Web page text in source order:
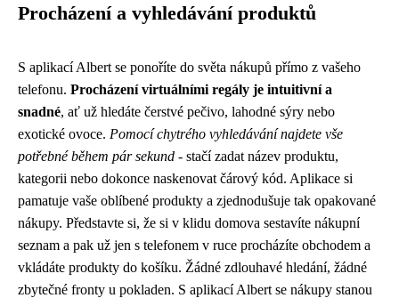
Procházení a vyhledávání produktů
S aplikací Albert se ponoříte do světa nákupů přímo z vašeho
telefonu. Procházení virtuálními regály je intuitivní a
snadné, ať už hledáte čerstvé pečivo, lahodné sýry nebo
exotické ovoce. Pomocí chytrého vyhledávání najdete vše
potřebné během pár sekund - stačí zadat název produktu,
kategorii nebo dokonce naskenovat čárový kód. Aplikace si
pamatuje vaše oblíbené produkty a zjednodušuje tak opakované
nákupy. Představte si, že si v klidu domova sestavíte nákupní
seznam a pak už jen s telefonem v ruce procházíte obchodem a
vkládáte produkty do košíku. Žádné zdlouhavé hledání, žádné
zbytečné fronty u pokladen. S aplikací Albert se nákupy stanou